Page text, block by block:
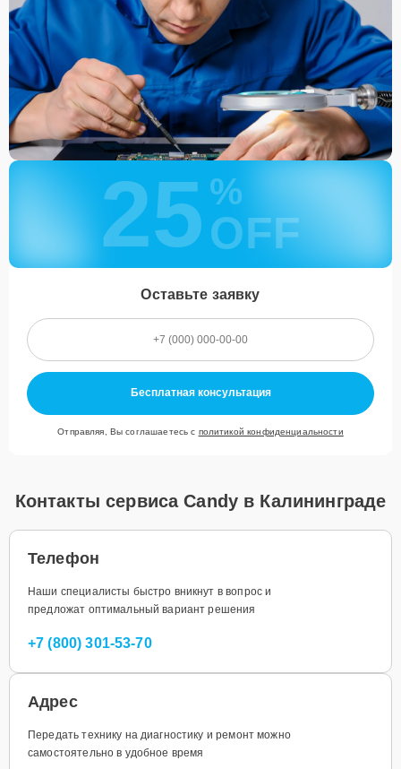
25 %
OFF
Оставьте заявку
Бесплатная консультация
Отправляя, Вы соглашаетесь с политикой конфиденциальности
Контакты сервиса Candy в Калининграде
Телефон
Наши специалисты быстро вникнут в вопрос и
предложат оптимальный вариант решения
+7 (800) 301-53-70
Адрес
Передать технику на диагностику и ремонт можно
самостоятельно в удобное время